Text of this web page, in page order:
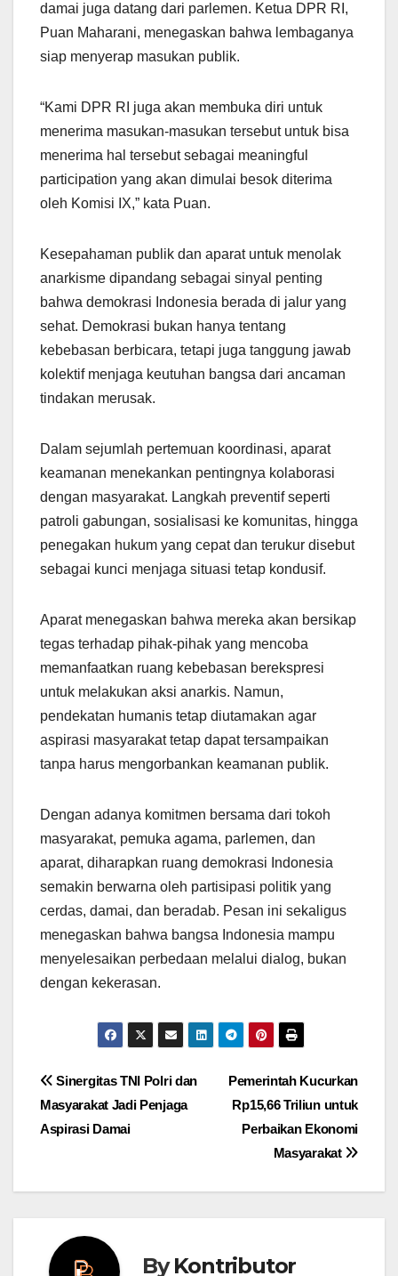
damai juga datang dari parlemen. Ketua DPR RI,
Puan Maharani, menegaskan bahwa lembaganya
siap menyerap masukan publik.
“Kami DPR RI juga akan membuka diri untuk
menerima masukan-masukan tersebut untuk bisa
menerima hal tersebut sebagai meaningful
participation yang akan dimulai besok diterima
oleh Komisi IX,” kata Puan.
Kesepahaman publik dan aparat untuk menolak
anarkisme dipandang sebagai sinyal penting
bahwa demokrasi Indonesia berada di jalur yang
sehat. Demokrasi bukan hanya tentang
kebebasan berbicara, tetapi juga tanggung jawab
kolektif menjaga keutuhan bangsa dari ancaman
tindakan merusak.
Dalam sejumlah pertemuan koordinasi, aparat
keamanan menekankan pentingnya kolaborasi
dengan masyarakat. Langkah preventif seperti
patroli gabungan, sosialisasi ke komunitas, hingga
penegakan hukum yang cepat dan terukur disebut
sebagai kunci menjaga situasi tetap kondusif.
Aparat menegaskan bahwa mereka akan bersikap
tegas terhadap pihak-pihak yang mencoba
memanfaatkan ruang kebebasan berekspresi
untuk melakukan aksi anarkis. Namun,
pendekatan humanis tetap diutamakan agar
aspirasi masyarakat tetap dapat tersampaikan
tanpa harus mengorbankan keamanan publik.
Dengan adanya komitmen bersama dari tokoh
masyarakat, pemuka agama, parlemen, dan
aparat, diharapkan ruang demokrasi Indonesia
semakin berwarna oleh partisipasi politik yang
cerdas, damai, dan beradab. Pesan ini sekaligus
menegaskan bahwa bangsa Indonesia mampu
menyelesaikan perbedaan melalui dialog, bukan
dengan kekerasan.
Post
navigation
Pemerintah Kucurkan
Rp15,66 Triliun untuk
Perbaikan Ekonomi
Masyarakat
Sinergitas TNI Polri dan
Masyarakat Jadi Penjaga
Aspirasi Damai
ByKontributor